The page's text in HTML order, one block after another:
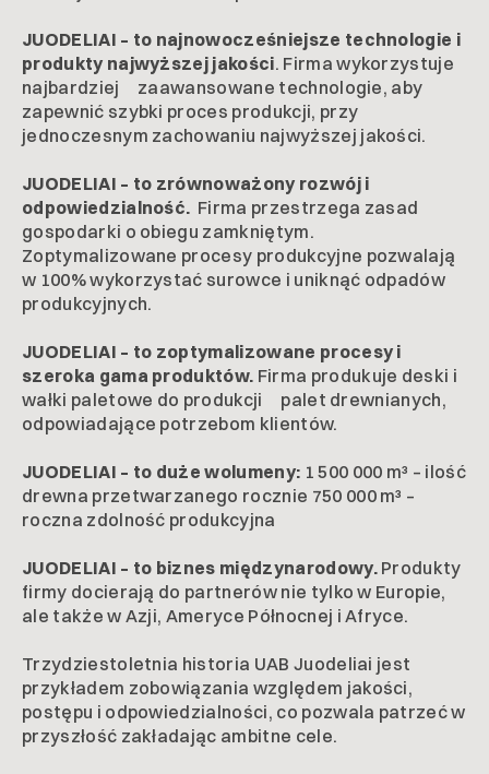
JUODELIAI – to najnowocześniejsze technologie i
produkty najwyższej jakości. Firma wykorzystuje
najbardziej zaawansowane technologie, aby
zapewnić szybki proces produkcji, przy
jednoczesnym zachowaniu najwyższej jakości.
JUODELIAI – to zrównoważony rozwój i
odpowiedzialność. Firma przestrzega zasad
gospodarki o obiegu zamkniętym.
Zoptymalizowane procesy produkcyjne pozwalają
w 100% wykorzystać surowce i uniknąć odpadów
produkcyjnych.
JUODELIAI – to zoptymalizowane procesy i
szeroka gama produktów. Firma produkuje deski i
wałki paletowe do produkcji palet drewnianych,
odpowiadające potrzebom klientów.
JUODELIAI – to duże wolumeny: 1 500 000 m³ – ilość
drewna przetwarzanego rocznie 750 000 m³ –
roczna zdolność produkcyjna
JUODELIAI – to biznes międzynarodowy.Produkty
firmy docierają do partnerów nie tylko w Europie,
ale także w Azji, Ameryce Północnej i Afryce.
Trzydziestoletnia historia UAB Juodeliai jest
przykładem zobowiązania względem jakości,
postępu i odpowiedzialności, co pozwala patrzeć w
przyszłość zakładając ambitne cele.